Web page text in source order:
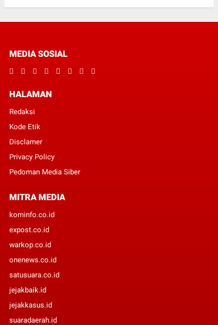
MEDIA SOSIAL
HALAMAN
Redaksi
Kode Etik
Disclamer
Privacy Policy
Pedoman Media Siber
MITRA MEDIA
kominfo.co.id
expost.co.id
warkop.co.id
onenews.co.id
satusuara.co.id
jejakbaik.id
jejakkasus.id
suaradaerah.id